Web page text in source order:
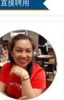
直接聘用